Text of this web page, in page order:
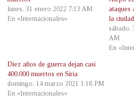
lunes, 31 enero 2022 7:13 AM
En «Internacionales»
ataques
la ciudad
sábado,
AM
En
Diez años de guerra dejan casi
400.000 muertos en Siria
domingo, 14 marzo 2021 1:18 PM
En «Internacionales»